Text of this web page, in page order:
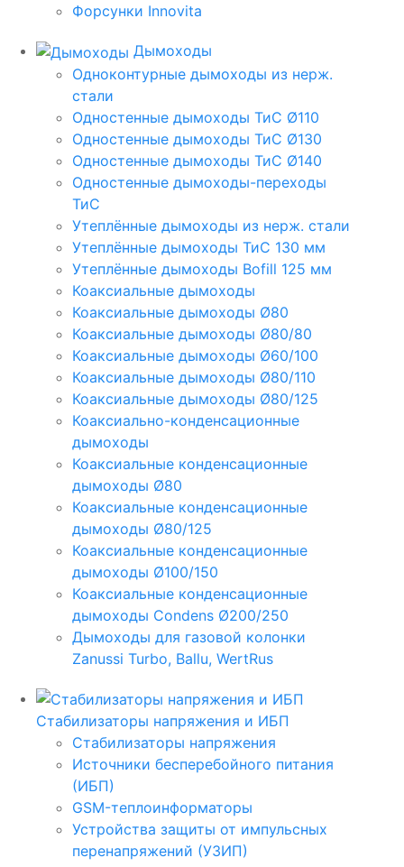
Форсунки Innovita
Дымоходы
Одноконтурные дымоходы из нерж.
стали
Одностенные дымоходы ТиС Ø110
Одностенные дымоходы ТиС Ø130
Одностенные дымоходы ТиС Ø140
Одностенные дымоходы-переходы
ТиС
Утеплённые дымоходы из нерж. стали
Утеплённые дымоходы ТиС 130 мм
Утеплённые дымоходы Bofill 125 мм
Коаксиальные дымоходы
Коаксиальные дымоходы Ø80
Коаксиальные дымоходы Ø80/80
Коаксиальные дымоходы Ø60/100
Коаксиальные дымоходы Ø80/110
Коаксиальные дымоходы Ø80/125
Коаксиально-конденсационные
дымоходы
Коаксиальные конденсационные
дымоходы Ø80
Коаксиальные конденсационные
дымоходы Ø80/125
Коаксиальные конденсационные
дымоходы Ø100/150
Коаксиальные конденсационные
дымоходы Condens Ø200/250
Дымоходы для газовой колонки
Zanussi Turbo, Ballu, WertRus
Стабилизаторы напряжения и ИБП
Стабилизаторы напряжения
Источники бесперебойного питания
(ИБП)
GSM-теплоинформаторы
Устройства защиты от импульсных
перенапряжений (УЗИП)